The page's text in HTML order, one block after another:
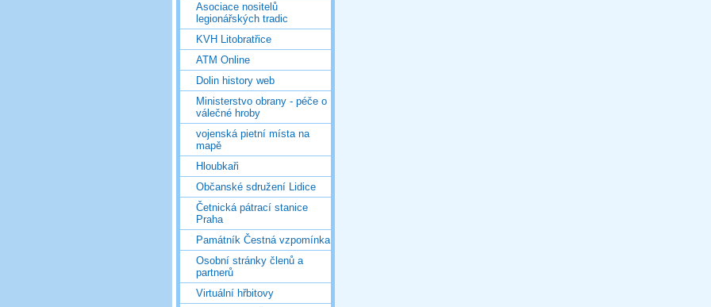
Asociace nositelů
legionářských tradic
KVH Litobratřice
ATM Online
Dolin history web
Ministerstvo obrany - péče o
válečné hroby
vojenská pietní místa na
mapě
Hloubkaři
Občanské sdružení Lidice
Četnická pátrací stanice
Praha
Památník Čestná vzpomínka
Osobní stránky členů a
partnerů
Virtuální hřbitovy